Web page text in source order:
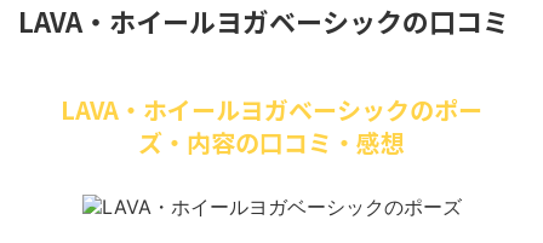
LAVA・ホイールヨガベーシックの口コミ
LAVA・ホイールヨガベーシックのポー
ズ・内容の口コミ・感想